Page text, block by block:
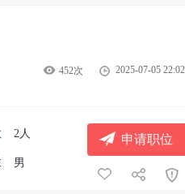
2025-07-05
452次
申请职位
2人
男